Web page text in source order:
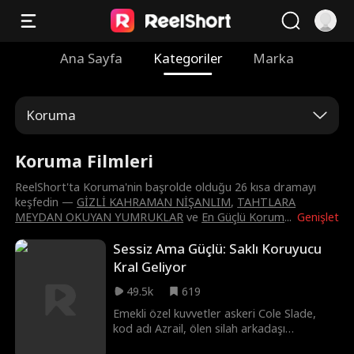
Ana Sayfa Kategoriler Marka
Koruma
Koruma Filmleri
Genişlet
ReelShort'ta Koruma'nin başrolde olduğu 26 kısa dramayı
keşfedin —GİZLİ KAHRAMAN NİŞANLIM, TAHTLARA
MEYDAN OKUYAN YUMRUKLAR ve En Güçlü Korum...
Sessiz Ama Güçlü: Saklı Koruyucu
Kral Geliyor
49.5k
619
Emekli özel kuvvetler askeri Cole Slade,
kod adı Azrail, ölen silah arkadaşı